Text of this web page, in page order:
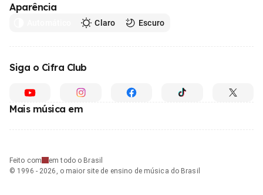
Aparência
Claro Escuro
Siga o Cifra Club
Mais música em
Feito com
em todo o Brasil
© 1996 - 2026, o maior site de ensino de música do Brasil